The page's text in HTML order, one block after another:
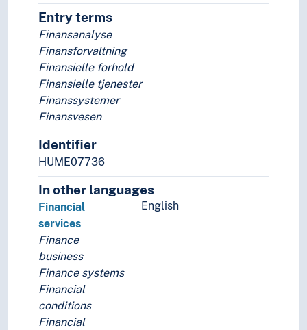
Entry terms
Finansanalyse
Finansforvaltning
Finansielle forhold
Finansielle tjenester
Finanssystemer
Finansvesen
Identifier
HUME07736
In other languages
English
Financial
services
Finance
business
Finance systems
Financial
conditions
Financial